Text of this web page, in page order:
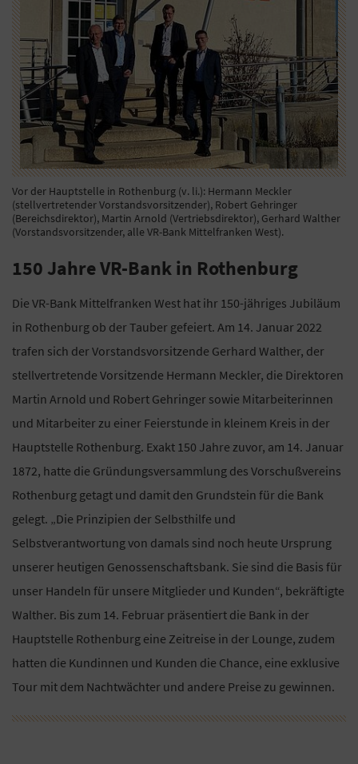
Vor der Hauptstelle in Rothenburg (v. li.): Hermann Meckler
(stellvertretender Vorstandsvorsitzender), Robert Gehringer
(Bereichsdirektor), Martin Arnold (Vertriebsdirektor), Gerhard Walther
(Vorstandsvorsitzender, alle VR-Bank Mittelfranken West).
150 Jahre VR-Bank in Rothenburg
Die VR-Bank Mittelfranken West hat ihr 150-jähriges Jubiläum
in Rothenburg ob der Tauber gefeiert. Am 14. Januar 2022
trafen sich der Vorstandsvorsitzende Gerhard Walther, der
stellvertretende Vorsitzende Hermann Meckler, die Direktoren
Martin Arnold und Robert Gehringer sowie Mitarbeiterinnen
und Mitarbeiter zu einer Feierstunde in kleinem Kreis in der
Hauptstelle Rothenburg. Exakt 150 Jahre zuvor, am 14. Januar
1872, hatte die Gründungsversammlung des Vorschußvereins
Rothenburg getagt und damit den Grundstein für die Bank
gelegt. „Die Prinzipien der Selbsthilfe und
Selbstverantwortung von damals sind noch heute Ursprung
unserer heutigen Genossenschaftsbank. Sie sind die Basis für
unser Handeln für unsere Mitglieder und Kunden“, bekräftigte
Walther. Bis zum 14. Februar präsentiert die Bank in der
Hauptstelle Rothenburg eine Zeitreise in der Lounge, zudem
hatten die Kundinnen und Kunden die Chance, eine exklusive
Tour mit dem Nachtwächter und andere Preise zu gewinnen.